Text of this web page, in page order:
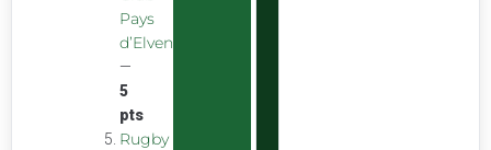
Pays
d’Elven
—
5
pts
Rugby